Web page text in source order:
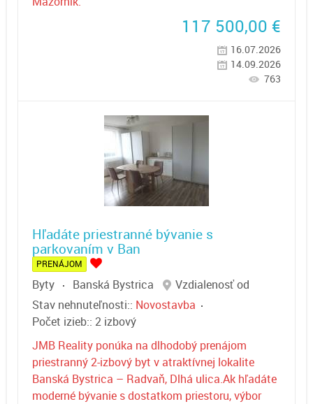
117 500,00 €
16.07.2026
14.09.2026
763
Hľadáte priestranné bývanie s
parkovaním v Ban
PRENÁJOM
Byty Banská Bystrica
Vzdialenosť od
Stav nehnuteľnosti:: Novostavba
Počet izieb:: 2 izbový
JMB Reality ponúka na dlhodobý prenájom
priestranný 2-izbový byt v atraktívnej lokalite
Banská Bystrica – Radvaň, Dlhá ulica.Ak hľadáte
moderné bývanie s dostatkom priestoru, výbor